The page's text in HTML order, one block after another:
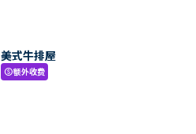
美式牛排屋
paid额外收费